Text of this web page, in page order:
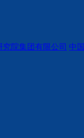
院集团有限公司 中